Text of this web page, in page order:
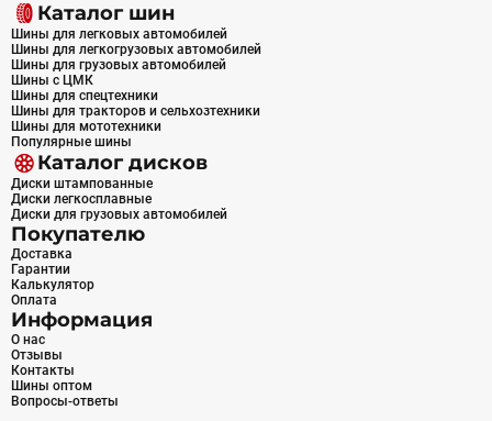
Каталог шин
Шины для легковых автомобилей
Шины для легкогрузовых автомобилей
Шины для грузовых автомобилей
Шины с ЦМК
Шины для спецтехники
Шины для тракторов и сельхозтехники
Шины для мототехники
Популярные шины
Каталог дисков
Диски штампованные
Диски легкосплавные
Диски для грузовых автомобилей
Покупателю
Доставка
Гарантии
Калькулятор
Оплата
Информация
О нас
Отзывы
Контакты
Шины оптом
Вопросы-ответы